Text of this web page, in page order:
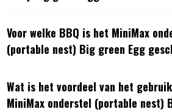
Voor welke BBQ is het MiniMax
(portable nest) Big green Egg
Wat is het voordeel van het
MiniMax onderstel (portable nest)